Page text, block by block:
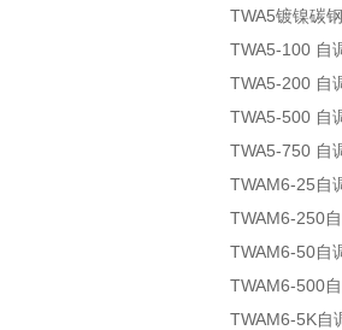
TWA5镀镍碳钢
TWA5-100 自
TWA5-200 自
TWA5-500 自
TWA5-750 自
TWAM6-25自
TWAM6-250
TWAM6-50自
TWAM6-500
TWAM6-5K自